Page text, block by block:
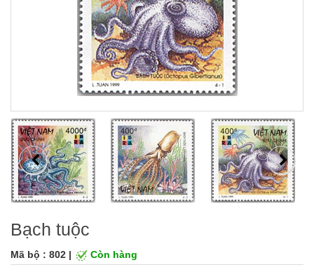
Bạch tuộc
Mã bộ : 802 | Còn hàng